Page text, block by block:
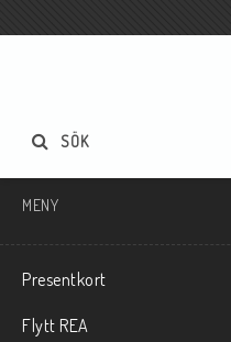
SÖK
MENY
Presentkort
Flytt REA